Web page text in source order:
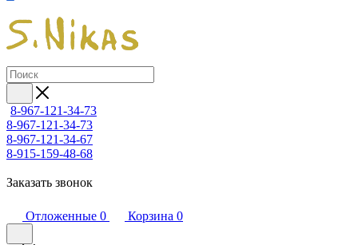
8-967-121-34-73
8-967-121-34-73
8-967-121-34-67
8-915-159-48-68
Заказать звонок
Отложенные 0 Корзина 0